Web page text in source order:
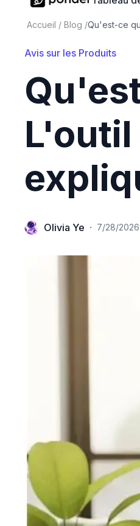
Accueil / Blog /Qu'est-ce
Avis sur les Produits
Olivia Ye · 7/28/2026